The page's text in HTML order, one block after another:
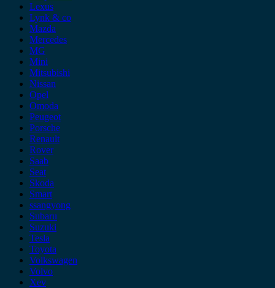
Lexus
Lynk & co
Mazda
Mercedes
MG
Mini
Mitsubishi
Nissan
Opel
Omoda
Peugeot
Porsche
Renault
Rover
Saab
Seat
Skoda
Smart
ssangyong
Subaru
Suzuki
Tesla
Toyota
Volkswagen
Volvo
Xev